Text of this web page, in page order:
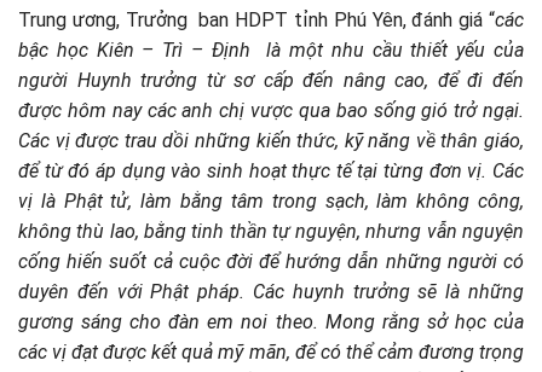
Trung ương, Trưởng ban HDPT tỉnh Phú Yên, đánh giá “các
bậc học Kiên – Trì – Định là một nhu cầu thiết yếu của
người Huynh trưởng từ sơ cấp đến nâng cao, để đi đến
được hôm nay các anh chị vược qua bao sống gió trở ngại.
Các vị được trau dồi những kiến thức, kỹ năng về thân giáo,
để từ đó áp dụng vào sinh hoạt thực tế tại từng đơn vị. Các
vị là Phật tử, làm bằng tâm trong sạch, làm không công,
không thù lao, bằng tinh thần tự nguyện, nhưng vẫn nguyện
cống hiến suốt cả cuộc đời để hướng dẫn những người có
duyên đến với Phật pháp. Các huynh trưởng sẽ là những
gương sáng cho đàn em noi theo. Mong rằng sở học của
các vị đạt được kết quả mỹ mãn, để có thể cảm đương trọng